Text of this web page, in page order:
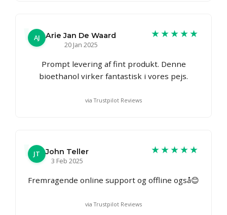
AJ
Arie Jan De Waard
20 Jan 2025
★★★★★
Prompt levering af fint produkt. Denne
bioethanol virker fantastisk i vores pejs.
via Trustpilot Reviews
JT
John Teller
3 Feb 2025
★★★★★
Fremragende online support og offline også😊
via Trustpilot Reviews